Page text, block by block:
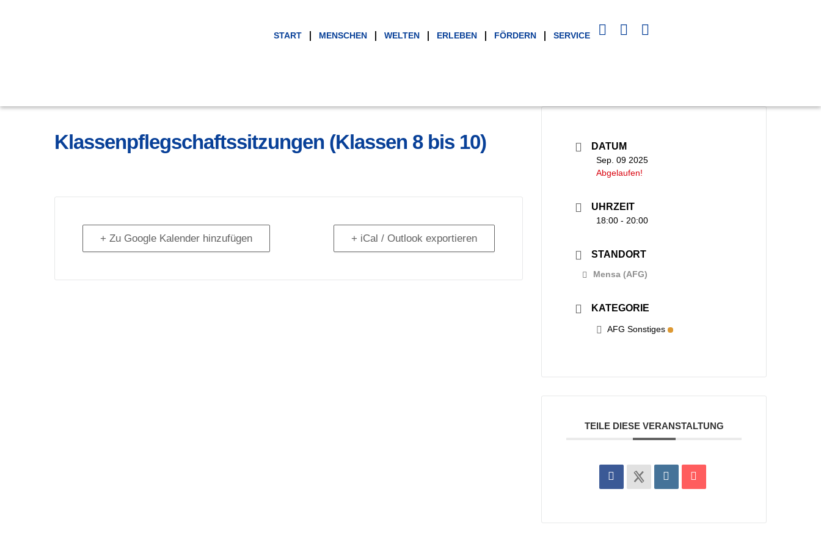
START MENSCHEN WELTEN ERLEBEN FÖRDERN SERVICE
Klassenpflegschaftssitzungen (Klassen 8 bis 10)
+ Zu Google Kalender hinzufügen + iCal / Outlook exportieren
DATUM
Sep. 09 2025
Abgelaufen!
UHRZEIT
18:00 - 20:00
STANDORT
Mensa (AFG)
KATEGORIE
AFG Sonstiges
TEILE DIESE VERANSTALTUNG